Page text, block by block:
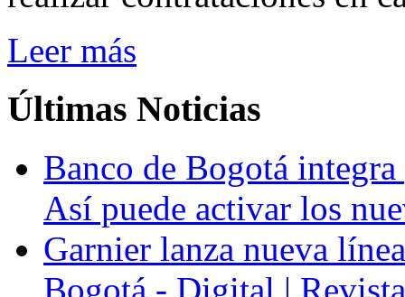
Leer más
Últimas Noticias
Banco de Bogotá
Así puede activar los
Garnier lanza nueva
Bogotá - Digital |